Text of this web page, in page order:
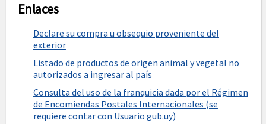
Enlaces
Declare su compra u obsequio proveniente del
exterior
Listado de productos de origen animal y vegetal no
autorizados a ingresar al país
Consulta del uso de la franquicia dada por el Régimen
de Encomiendas Postales Internacionales (se
requiere contar con Usuario gub.uy)